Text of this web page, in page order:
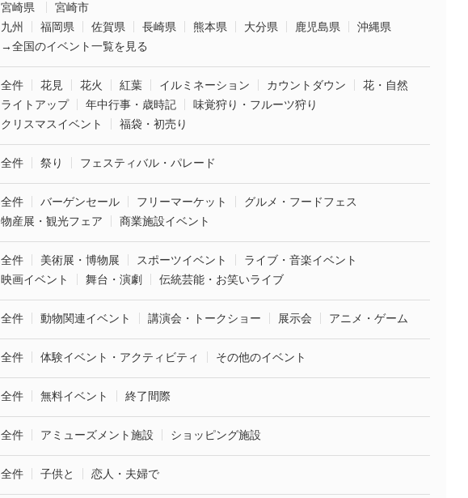
宮崎県
宮崎市
九州
福岡県 佐賀県 長崎県 熊本県 大分県 鹿児島県
沖縄県
→全国のイベント一覧を見る
全件 花見 花火 紅葉 イルミネーション カウントダウン
花・自然
ライトアップ
年中行事・歳時記
味覚狩り・フルーツ狩り
クリスマスイベント
福袋・初売り
全件 祭り フェスティバル・パレード
全件 バーゲンセール フリーマーケット
グルメ・フードフェス
物産展・観光フェア
商業施設イベント
全件 美術展・博物展 スポーツイベント
ライブ・音楽イベント
映画イベント
舞台・演劇 伝統芸能・お笑いライブ
全件 動物関連イベント 講演会・トークショー 展示会 アニメ・ゲーム
全件 体験イベント・アクティビティ その他のイベント
全件 無料イベント 終了間際
全件 アミューズメント施設 ショッピング施設
全件 子供と 恋人・夫婦で